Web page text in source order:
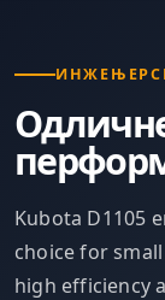
Kubota D1105
choice for
high efficiency